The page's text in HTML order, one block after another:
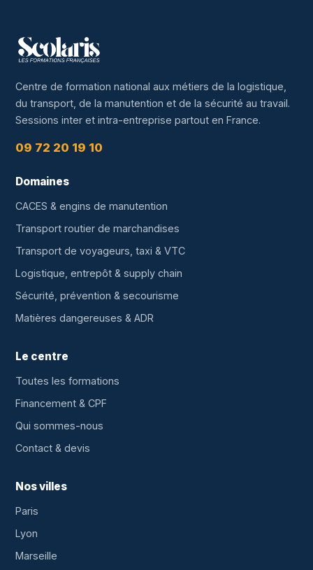
Centre de formation national aux métiers de la logistique,
du transport, de la manutention et de la sécurité au travail.
Sessions inter et intra-entreprise partout en France.
09 72 20 19 10
Domaines
CACES & engins de manutention
Transport routier de marchandises
Transport de voyageurs, taxi & VTC
Logistique, entrepôt & supply chain
Sécurité, prévention & secourisme
Matières dangereuses & ADR
Le centre
Toutes les formations
Financement & CPF
Qui sommes-nous
Contact & devis
Nos villes
Paris
Lyon
Marseille